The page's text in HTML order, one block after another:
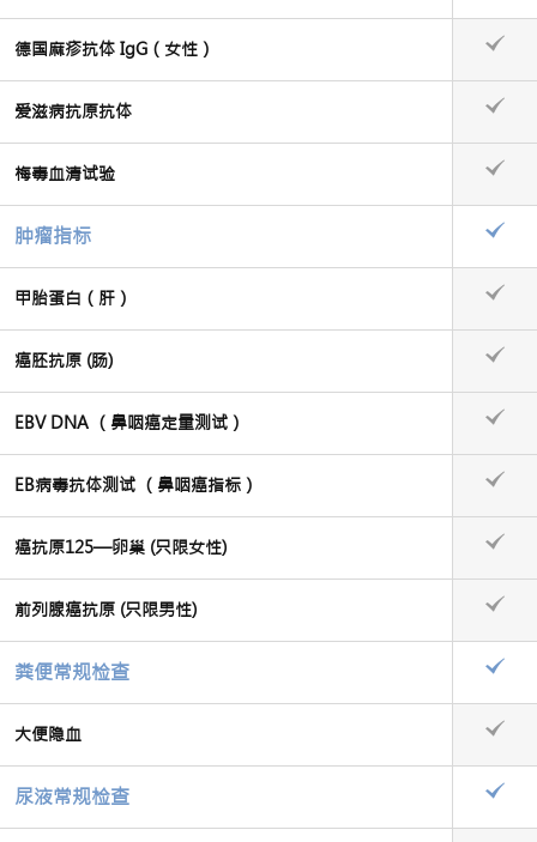
德国麻疹抗体 IgG（女性）
爱滋病抗原抗体
梅毒血清试验
肿瘤指标
甲胎蛋白（肝）
癌胚抗原 (肠)
EBV DNA （鼻咽癌定量测试）
EB病毒抗体测试 （鼻咽癌指标）
癌抗原125—卵巢 (只限女性)
前列腺癌抗原 (只限男性)
粪便常规检查
大便隐血
尿液常规检查